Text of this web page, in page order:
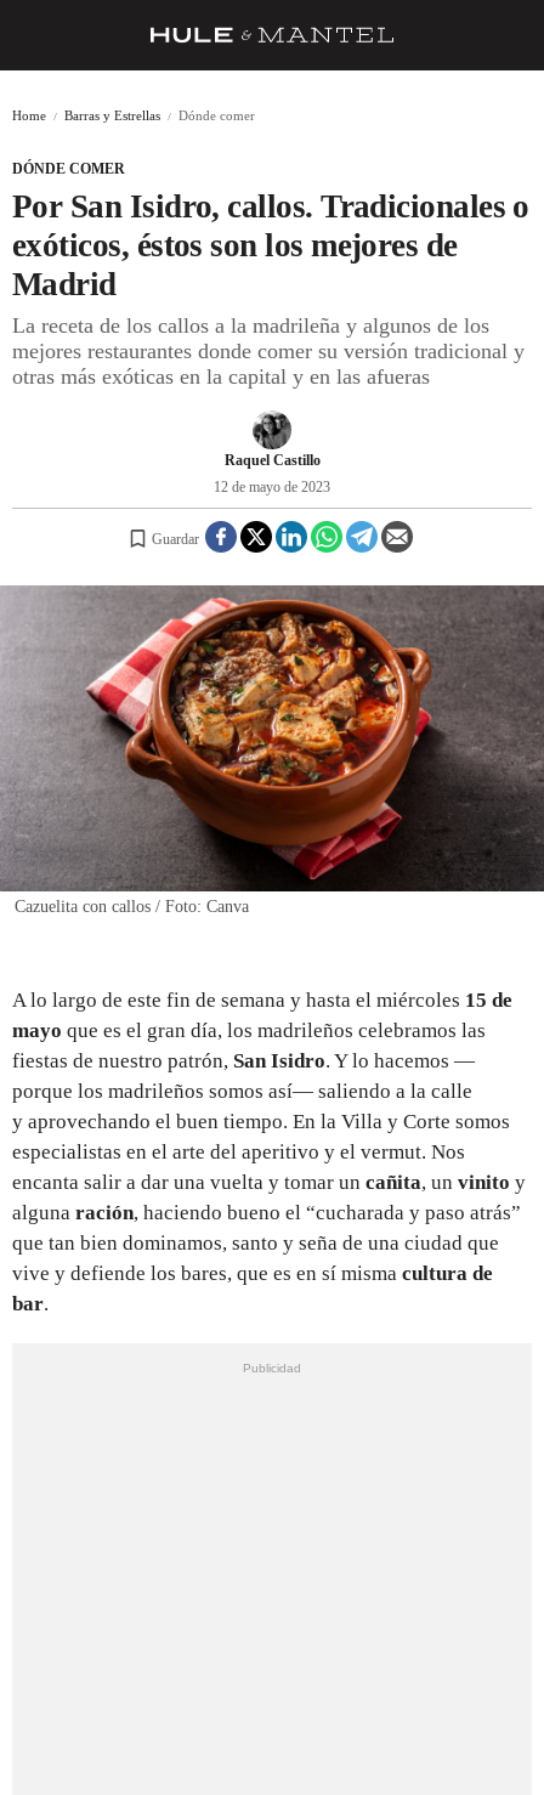
BARRAS Y ESTRELLAS
DÓNDE COMER
ÍDOLOS DE MESAS
CUADERNO DE VIAJE
REGISTRO
INICIAR SESIÓN
Home Barras y Estrellas Dónde comer
DÓNDE COMER
Por San Isidro, callos. Tradicionales o
exóticos, éstos son los mejores de
Madrid
La receta de los callos a la madrileña y algunos de los
mejores restaurantes donde comer su versión tradicional y
otras más exóticas en la capital y en las afueras
Raquel Castillo
12 de mayo de 2023
Guardar
Cazuelita con callos / Foto: Canva
A lo largo de este fin de semana y hasta el miércoles 15 de
mayo que es el gran día, los madrileños celebramos las
fiestas de nuestro patrón, San Isidro. Y lo hacemos —
porque los madrileños somos así— saliendo a la calle
y aprovechando el buen tiempo. En la Villa y Corte somos
especialistas en el arte del aperitivo y el vermut. Nos
encanta salir a dar una vuelta y tomar un cañita, un vinito y
alguna ración, haciendo bueno el “cucharada y paso atrás”
que tan bien dominamos, santo y seña de una ciudad que
vive y defiende los bares, que es en sí misma cultura de
bar.